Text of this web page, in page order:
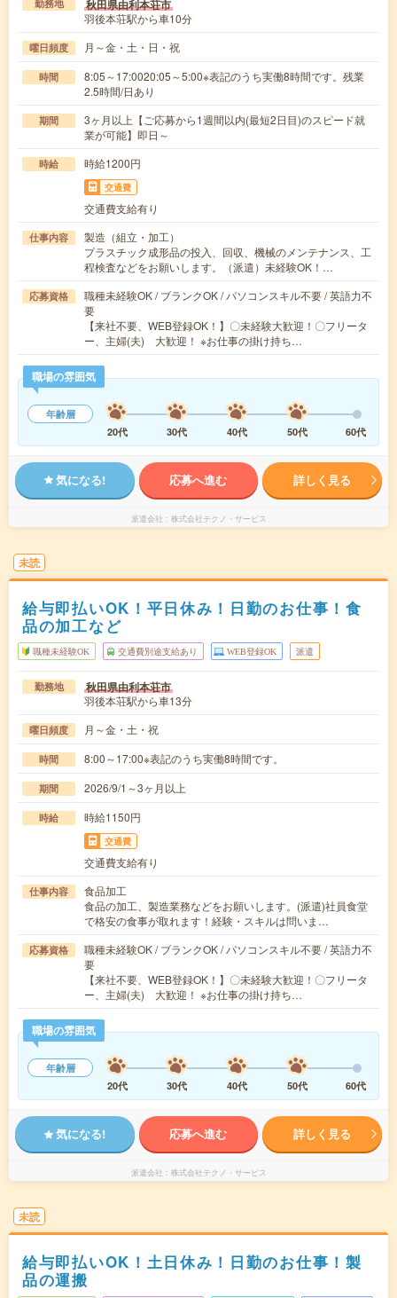
勤務地 秋田県由利本荘市
羽後本荘駅から車10分
曜日頻度 月～金・土・日・祝
時間
8:05～17:0020:05～5:00※表記のうち実働8時間です。残業
2.5時間/日あり
期間
3ヶ月以上【ご応募から1週間以内(最短2日目)のスピード就
業が可能】即日～
時給 時給1200円
交通費
交通費支給有り
仕事内容
製造（組立・加工）
プラスチック成形品の投入、回収、機械のメンテナンス、工
程検査などをお願いします。（派遣）未経験OK！…
応募資格
職種未経験OK / ブランクOK / パソコンスキル不要 / 英語力不
要
【来社不要、WEB登録OK！】〇未経験大歓迎！〇フリータ
ー、主婦(夫) 大歓迎！ ※お仕事の掛け持ち…
職場の雰囲気
年齢層
20代
30代 40代 50代 60代
気になる! 応募へ進む 詳しく見る
派遣会社 株式会社テクノ・サービス
未読
給与即払いOK！平日休み！日勤のお仕事！食
品の加工など
職種未経験OK 交通費別途支給あり WEB登録OK 派遣
勤務地 秋田県由利本荘市
羽後本荘駅から車13分
曜日頻度 月～金・土・祝
時間 8:00～17:00※表記のうち実働8時間です。
期間 2026/9/1～3ヶ月以上
時給 時給1150円
交通費
交通費支給有り
仕事内容
食品加工
食品の加工、製造業務などをお願いします。(派遣)社員食堂
で格安の食事が取れます！経験・スキルは問いま…
応募資格
職種未経験OK / ブランクOK / パソコンスキル不要 / 英語力不
要
【来社不要、WEB登録OK！】〇未経験大歓迎！〇フリータ
ー、主婦(夫) 大歓迎！ ※お仕事の掛け持ち…
職場の雰囲気
年齢層
20代
30代 40代 50代 60代
気になる! 応募へ進む 詳しく見る
派遣会社 株式会社テクノ・サービス
未読
給与即払いOK！土日休み！日勤のお仕事！製
品の運搬